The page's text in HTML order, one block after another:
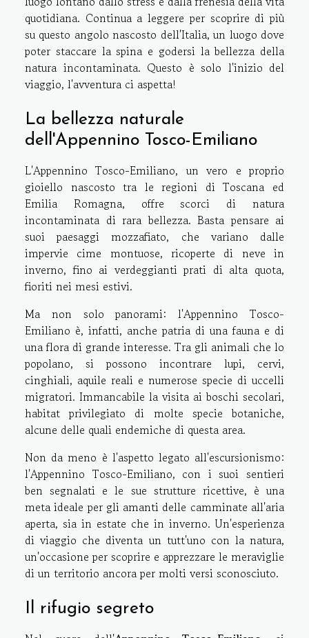
quotidiana. Continua a leggere per scoprire di più
su questo angolo nascosto dell'Italia, un luogo dove
poter staccare la spina e godersi la bellezza della
natura incontaminata. Questo è solo l'inizio del
viaggio, l'avventura ci aspetta!
La bellezza naturale
dell'Appennino Tosco-Emiliano
L'Appennino Tosco-Emiliano, un vero e proprio
gioiello nascosto tra le regioni di Toscana ed
Emilia Romagna, offre scorci di natura
incontaminata di rara bellezza. Basta pensare ai
suoi paesaggi mozzafiato, che variano dalle
impervie cime montuose, ricoperte di neve in
inverno, fino ai verdeggianti prati di alta quota,
fioriti nei mesi estivi.
Ma non solo panorami: l'Appennino Tosco-
Emiliano è, infatti, anche patria di una fauna e di
una flora di grande interesse. Tra gli animali che lo
popolano, si possono incontrare lupi, cervi,
cinghiali, aquile reali e numerose specie di uccelli
migratori. Immancabile la visita ai boschi secolari,
habitat privilegiato di molte specie botaniche,
alcune delle quali endemiche di questa area.
Non da meno è l'aspetto legato all'escursionismo:
l'Appennino Tosco-Emiliano, con i suoi sentieri
ben segnalati e le sue strutture ricettive, è una
meta ideale per gli amanti delle camminate all'aria
aperta, sia in estate che in inverno. Un'esperienza
di viaggio che diventa un tutt'uno con la natura,
un'occasione per scoprire e apprezzare le meraviglie
di un territorio ancora per molti versi sconosciuto.
Il rifugio segreto